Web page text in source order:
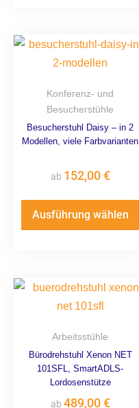
Konferenz- und
Besucherstühle
Besucherstuhl Daisy – in 2
Modellen, viele Farbvarianten
ab 152,00€
Ausführung wählen
Arbeitsstühle
Bürodrehstuhl Xenon NET
101SFL, SmartADLS-
Lordosenstütze
ab 489,00€